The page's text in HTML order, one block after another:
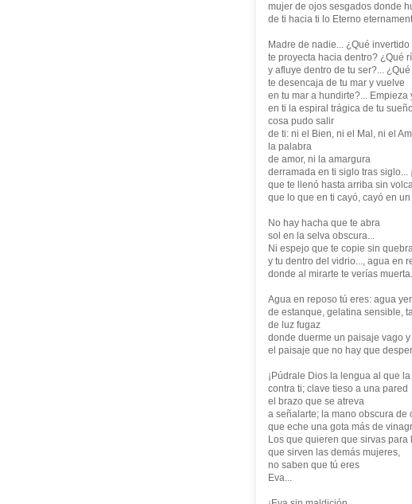
mujer de ojos sesgados donde
de ti hacia ti lo Eterno
Madre de nadie... ¿Qué
te proyecta hacia dentro? ¿Qué
y afluye dentro de tu ser?...
te desencaja de tu mar y vuelve
en tu mar a hundirte?... Empieza
en ti la espiral trágica de tu
cosa pudo salir
de ti: ni el Bien, ni el Mal, ni el
la palabra
de amor, ni la amargura
derramada en ti siglo tras siglo...
que te llenó hasta arriba sin
que lo que en ti cayó, cayó en un
No hay hacha que te abra
sol en la selva obscura...
Ni espejo que te copie sin
y tu dentro del vidrio..., agua en
donde al mirarte te verías
Agua en reposo tú eres: agua
de estanque, gelatina sensible,
de luz fugaz
donde duerme un paisaje vago
el paisaje que no hay que
¡Púdrale Dios la lengua al que
contra ti; clave tieso a una pared
el brazo que se atreva
a señalarte; la mano obscura de
que eche una gota más de
Los que quieren que sirvas para
que sirven las demás mujeres,
no saben que tú eres
Eva...